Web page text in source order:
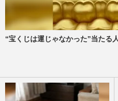
“宝くじは運じゃなかった”当たる